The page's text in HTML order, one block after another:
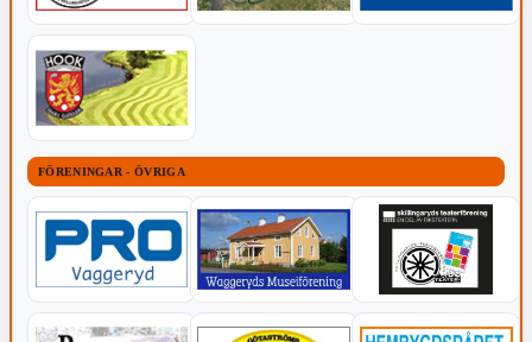
FÖRENINGAR - ÖVRIGA